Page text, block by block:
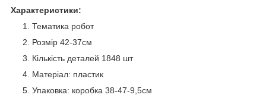
Характеристики:
Тематика робот
Розмір 42-37см
Кількість деталей 1848 шт
Матеріал: пластик
Упаковка: коробка 38-47-9,5см